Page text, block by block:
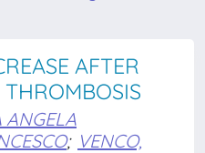
AFTER
ANGELA
; VENCO,